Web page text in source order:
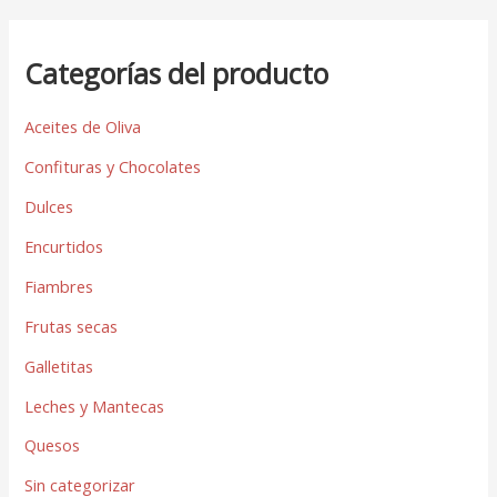
Categorías del producto
Aceites de Oliva
Confituras y Chocolates
Dulces
Encurtidos
Fiambres
Frutas secas
Galletitas
Leches y Mantecas
Quesos
Sin categorizar